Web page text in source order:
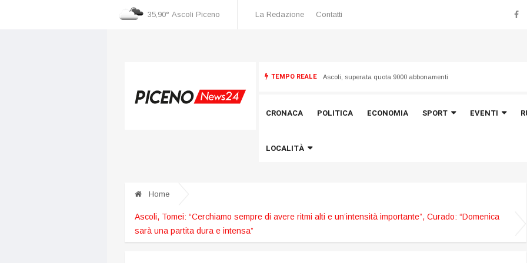
35,90° Ascoli Piceno La Redazione Contatti
TEMPO REALE
Incidente nella zona industriale, una persona ricoverata al “Torrette” Ascoli, superata quota 9000 abbonamenti
CRONACA POLITICA ECONOMIA SPORT EVENTI
LOCALITÀ
Home
Ascoli, Tomei: “Cerchiamo sempre di avere ritmi alti e un’intensità importante”, Curado: “Domenica
sarà una partita dura e intensa”